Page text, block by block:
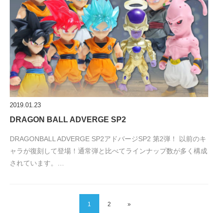
2019.01.23
DRAGON BALL ADVERGE SP2
DRAGONBALL ADVERGE SP2アドバージSP2 第2弾！ 以前のキ
ャラが復刻して登場！通常弾と比べてラインナップ数が多く構成
されています。…
1 2 »